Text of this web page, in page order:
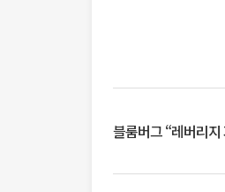
블룸버그 “레버리